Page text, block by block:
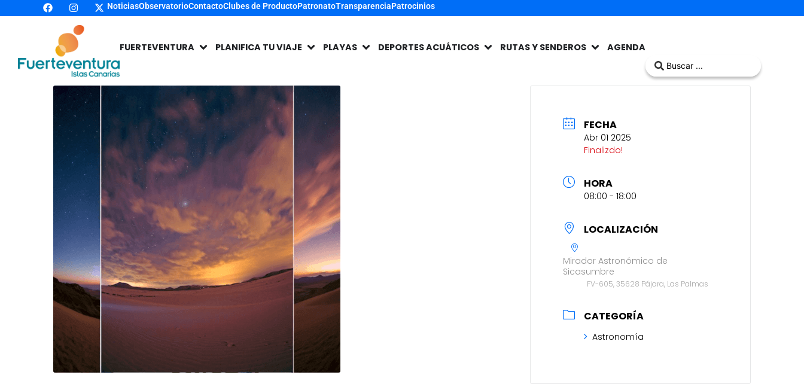
NoticiasObservatorioContactoClubes de ProductoPatronatoTransparenciaPatrocinios
FUERTEVENTURA PLANIFICA TU VIAJE PLAYAS DEPORTES ACUÁTICOS RUTAS Y SENDEROS AGENDA
FECHA
Abr 01 2025
Finalizdo!
HORA
08:00 - 18:00
LOCALIZACIÓN
Mirador Astronómico de
Sicasumbre
FV-605, 35628 Pájara, Las Palmas
CATEGORÍA
Astronomía